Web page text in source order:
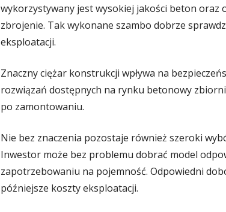
wykorzystywany jest wysokiej jakości beton oraz
zbrojenie. Tak wykonane szambo dobrze
eksploatacji.
Znaczny ciężar konstrukcji wpływa na
rozwiązań dostępnych na rynku betonowy
po zamontowaniu.
Nie bez znaczenia pozostaje również szeroki
Inwestor może bez problemu dobrać model
zapotrzebowaniu na pojemność. Odpowiedni
późniejsze koszty eksploatacji.